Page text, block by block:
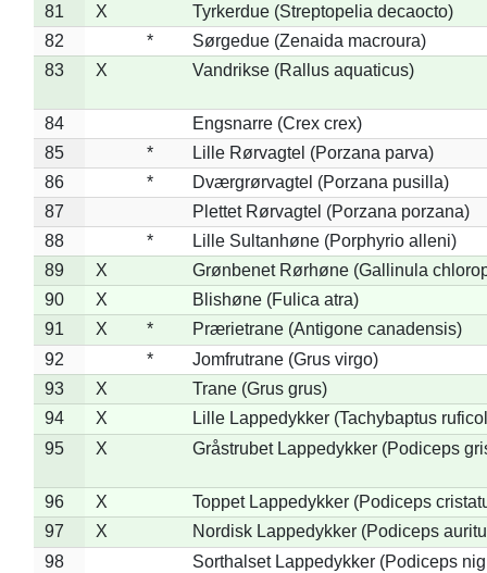
81
X
Tyrkerdue (Streptopelia decaocto)
82
*
Sørgedue (Zenaida macroura)
83
X Vandrikse (Rallus aquaticus)
84
Engsnarre (Crex crex)
85
*
Lille Rørvagtel (Porzana parva)
86
*
Dværgrørvagtel (Porzana pusilla)
87
Plettet Rørvagtel (Porzana porzana)
88
*
Lille Sultanhøne (Porphyrio alleni)
89
X
Grønbenet Rørhøne (Gallinula
90
X
Blishøne (Fulica atra)
91
X *
Prærietrane (Antigone canadensis)
92
*
Jomfrutrane (Grus virgo)
93
X
Trane (Grus grus)
94
X
Lille Lappedykker (Tachybaptus
95
X Gråstrubet Lappedykker (Podiceps
96 X
Toppet Lappedykker (Podiceps
97
X
Nordisk Lappedykker (Podiceps
98
Sorthalset Lappedykker (Podiceps